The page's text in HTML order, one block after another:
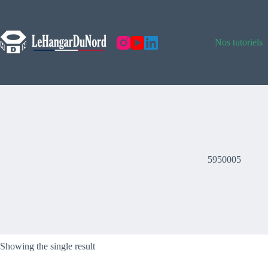
Nos tutoriels
5950005
Showing the single result